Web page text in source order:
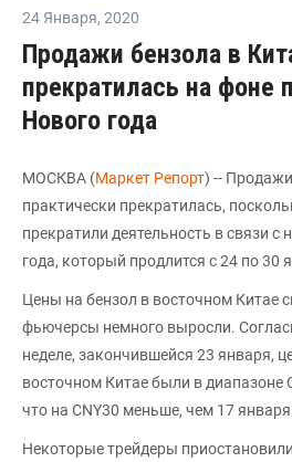
24 Января, 2020
Продажи бензола в
прекратилась на фоне
Нового года
МОСКВА (Маркет Репорт) --
практически прекратилась,
прекратили деятельность в связи
года, который продлится с 24 по 30
Цены на бензол в восточном Китае
фьючерсы немного выросли.
неделе, закончившейся 23 января,
восточном Китае были в диапазоне
что на СNY30 меньше, чем 17 января.
Некоторые трейдеры